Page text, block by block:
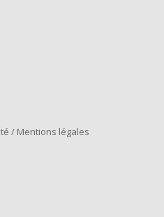
/ Mentions légales